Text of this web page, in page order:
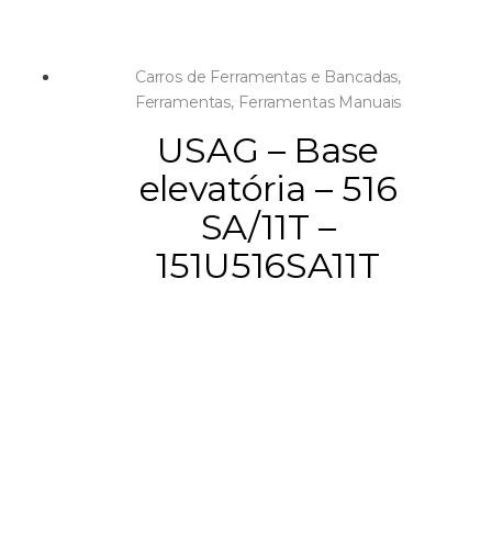
Carros de Ferramentas e Bancadas,
Ferramentas, Ferramentas Manuais
USAG – Base
elevatória – 516
SA/11T –
151U516SA11T